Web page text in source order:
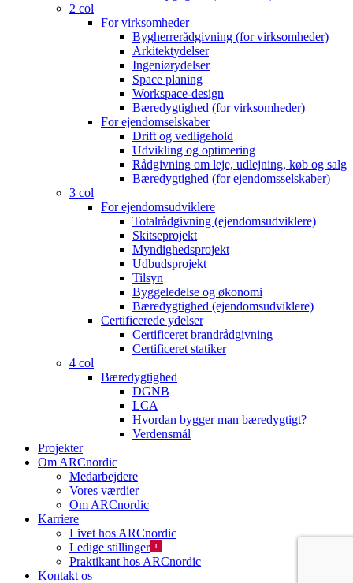
2 col
For virksomheder
Bygherrerådgivning (for virksomheder)
Arkitektydelser
Ingeniørydelser
Space planing
Workspace-design
Bæredygtighed (for virksomheder)
For ejendomselskaber
Drift og vedligehold
Udvikling og optimering
Rådgivning om leje, udlejning, køb og salg
Bæredygtighed (for ejendomsselskaber)
3 col
For ejendomsudviklere
Totalrådgivning (ejendomsudviklere)
Skitseprojekt
Myndighedsprojekt
Udbudsprojekt
Tilsyn
Byggeledelse og økonomi
Bæredygtighed (ejendomsudviklere)
Certificerede ydelser
Certificeret brandrådgivning
Certificeret statiker
4 col
Bæredygtighed
DGNB
LCA
Hvordan bygger man bæredygtigt?
Verdensmål
Projekter
Om ARCnordic
Medarbejdere
Vores værdier
Om ARCnordic
Karriere
Livet hos ARCnordic
Ledige stillinger
1
Praktikant hos ARCnordic
Kontakt os